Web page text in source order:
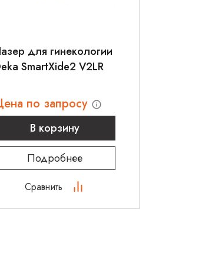
для гинекологии
SmartXide2 V2LR
по запросу
В корзину
Подробнее
Сравнить